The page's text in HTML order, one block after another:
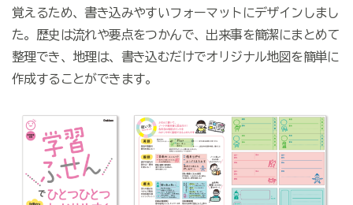
覚えるため、書き込みやすいフォーマットにデザインしまし
た。歴史は流れや要点をつかんで、出来事を簡潔にまとめて
整理でき、地理は、書き込むだけでオリジナル地図を簡単に
作成することができます。